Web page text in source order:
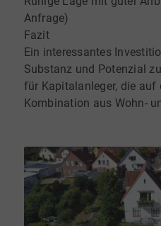
Anfrage)
Fazit
Ein interessantes
Substanz und Potenzial
für Kapitalanleger, die auf
Kombination aus Wohn-